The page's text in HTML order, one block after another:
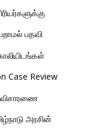
பதவி
Case Review
அரசின்